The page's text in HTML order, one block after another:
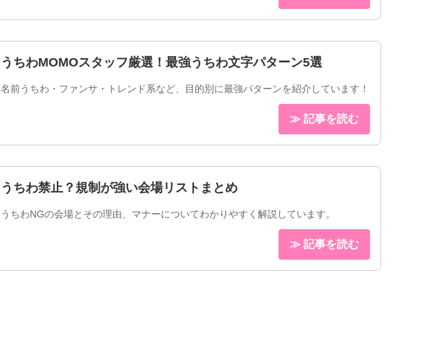
うちわMOMOスタッフ厳選！最強うちわ文字パターン5選
名前うちわ・ファンサ・トレンド系など、目的別に最強パターンを紹介しています！
≫ 記事を読む
うちわ禁止？規制が強い会場リストまとめ
うちわNGの会場とその理由、マナーについてわかりやすく解説しています。
≫ 記事を読む